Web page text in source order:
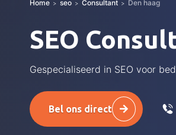
Home seo Consultant Den haag
SEO
Gespecialiseerd in SEO voor
Bel ons direct